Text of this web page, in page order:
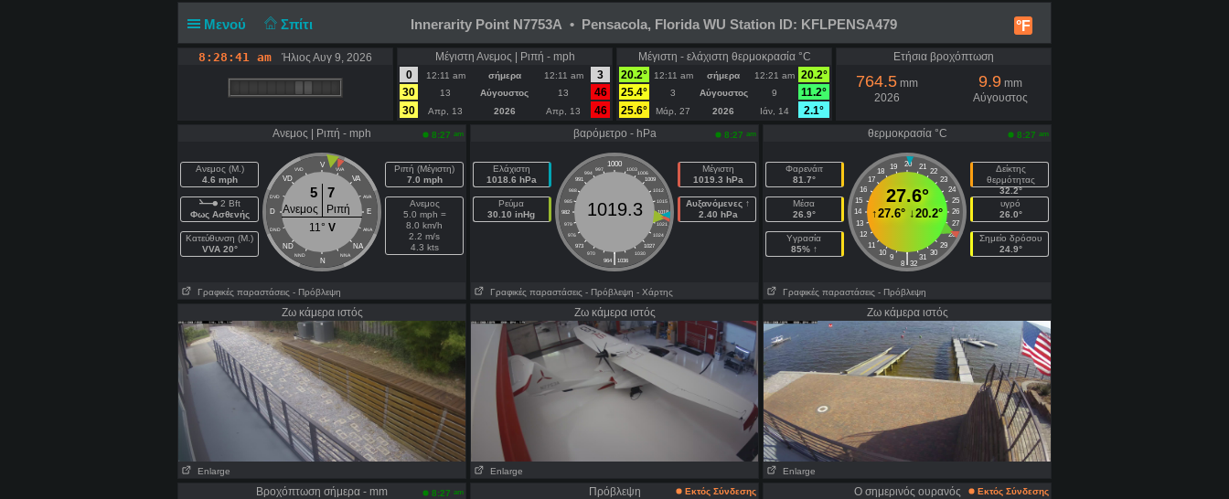
Μενού Σπίτι °F
Innerarity Point N7753A • Pensacola, Florida WU Station ID: KFLPENSA479
8:28:41 am Ήλιος Αυγ 9, 2026
Μέγιστη Ανεμος | Ριπή - mph
0
12:11 am σήμερα 12:11 am
3
30
13 Αύγουστος 13
46
30
Απρ, 13 2026 Απρ, 13 46
Μέγιστη - ελάχιστη θερμοκρασία °C
20.2°
12:11 am σήμερα 12:21 am
20.2°
25.4°
3 Αύγουστος 9
11.2°
25.6°
Μάρ, 27 2026 Ιάν, 14 2.1°
Ετήσια βροχόπτωση
764.5 mm
2026
9.9mm
Αύγουστος
Ανεμος | Ριπή - mph 8:27 am
Ανεμος (Μ.)
4.6 mph
2 Bft
Φως Ασθενής
Κατεύθυνση (Μ.)
VVA 20°
V
VVD VVA
VD VA
DVD AVA
D E
DND ANA
ND NA
NND NNA
N
5 7
Ανεμος
Ριπή
11° V
Ριπή (Μέγιστη)
7.0 mph
Ανεμος
5.0 mph =
8.0 km/h
2.2 m/s
4.3 kts
Γραφικές παραστάσεις - Πρόβλεψη
βαρόμετρο - hPa 8:27 am
Ελάχιστη
1018.6 hPa
Ρεύμα
30.10 inHg
1000
997 1003
994
1006
991
1009
988
1012
985
1015
982
1018
979
1021
976
1024
973
1027
970
1030
|
964 1036
1019.3
Μέγιστη
1019.3 hPa
Αυξανόμενες ↑
2.40 hPa
Γραφικές παραστάσεις - Πρόβλεψη - Χάρτης
θερμοκρασία °C 8:27 am
Φαρενάιτ
81.7°
Μέσα
26.9°
Υγρασία
85% ↑
20
19 21
18
22
17
23
16
24
15
25
14
26
13
27
12
28
11
29
10
30
9 31
|
8 32
27.6°
↑27.6° ↓20.2°
Δείκτης
θερμότητας
32.2°
υγρό
26.0°
Σημείο δρόσου
24.9°
Γραφικές παραστάσεις - Πρόβλεψη
Ζω κάμερα ιστός
Enlarge
Ζω κάμερα ιστός
Enlarge
Ζω κάμερα ιστός
Enlarge
Βροχόπτωση σήμερα - mm 8:27 am Πρόβλεψη Εκτός Σύνδεσης Ο σημερινός ουρανός Εκτός Σύνδεσης